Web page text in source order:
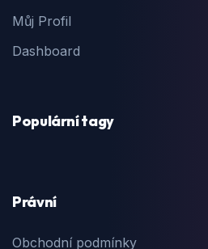
Můj Profil
Dashboard
Populární tagy
Právní
Obchodní podmínky